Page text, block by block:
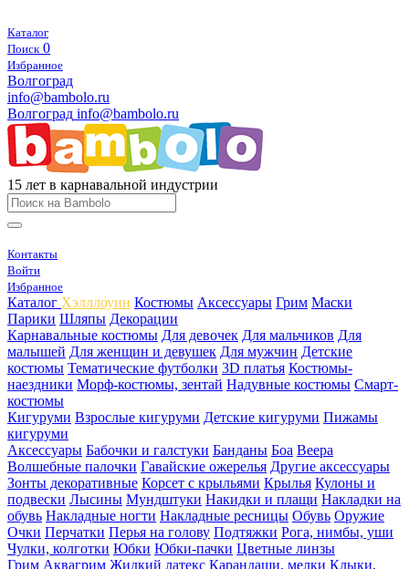
Каталог
Поиск 0
Избранное
Волгоград
info@bambolo.ru
Волгоград info@bambolo.ru
15 лет в карнавальной индустрии
Контакты
Войти
Избранное
Каталог Хэлллоуин Костюмы Аксессуары Грим Маски
Парики Шляпы Декорации
Карнавальные костюмы Для девочек Для мальчиков Для
малышей Для женщин и девушек Для мужчин Детские
костюмы Тематические футболки 3D платья Костюмы-
наездники Морф-костюмы, зентай Надувные костюмы Смарт-
костюмы
Кигуруми Взрослые кигуруми Детские кигуруми Пижамы
кигуруми
Аксессуары Бабочки и галстуки Банданы Боа Веера
Волшебные палочки Гавайские ожерелья Другие аксессуары
Зонты декоративные Корсет с крыльями Крылья Кулоны и
подвески Лысины Мундштуки Накидки и плащи Накладки на
обувь Накладные ногти Накладные ресницы Обувь Оружие
Очки Перчатки Перья на голову Подтяжки Рога, нимбы, уши
Чулки, колготки Юбки Юбки-пачки Цветные линзы
Грим Аквагрим Жидкий латекс Карандаши, мелки Клыки,